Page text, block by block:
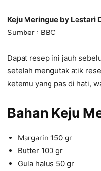
Keju Meringue by Lestari
Sumber : BBC
Dapat resep ini jauh
setelah mengutak atik
ketemu yang pas di hati,
Bahan Keju
Margarin 150 gr
Butter 100 gr
Gula halus 50 gr